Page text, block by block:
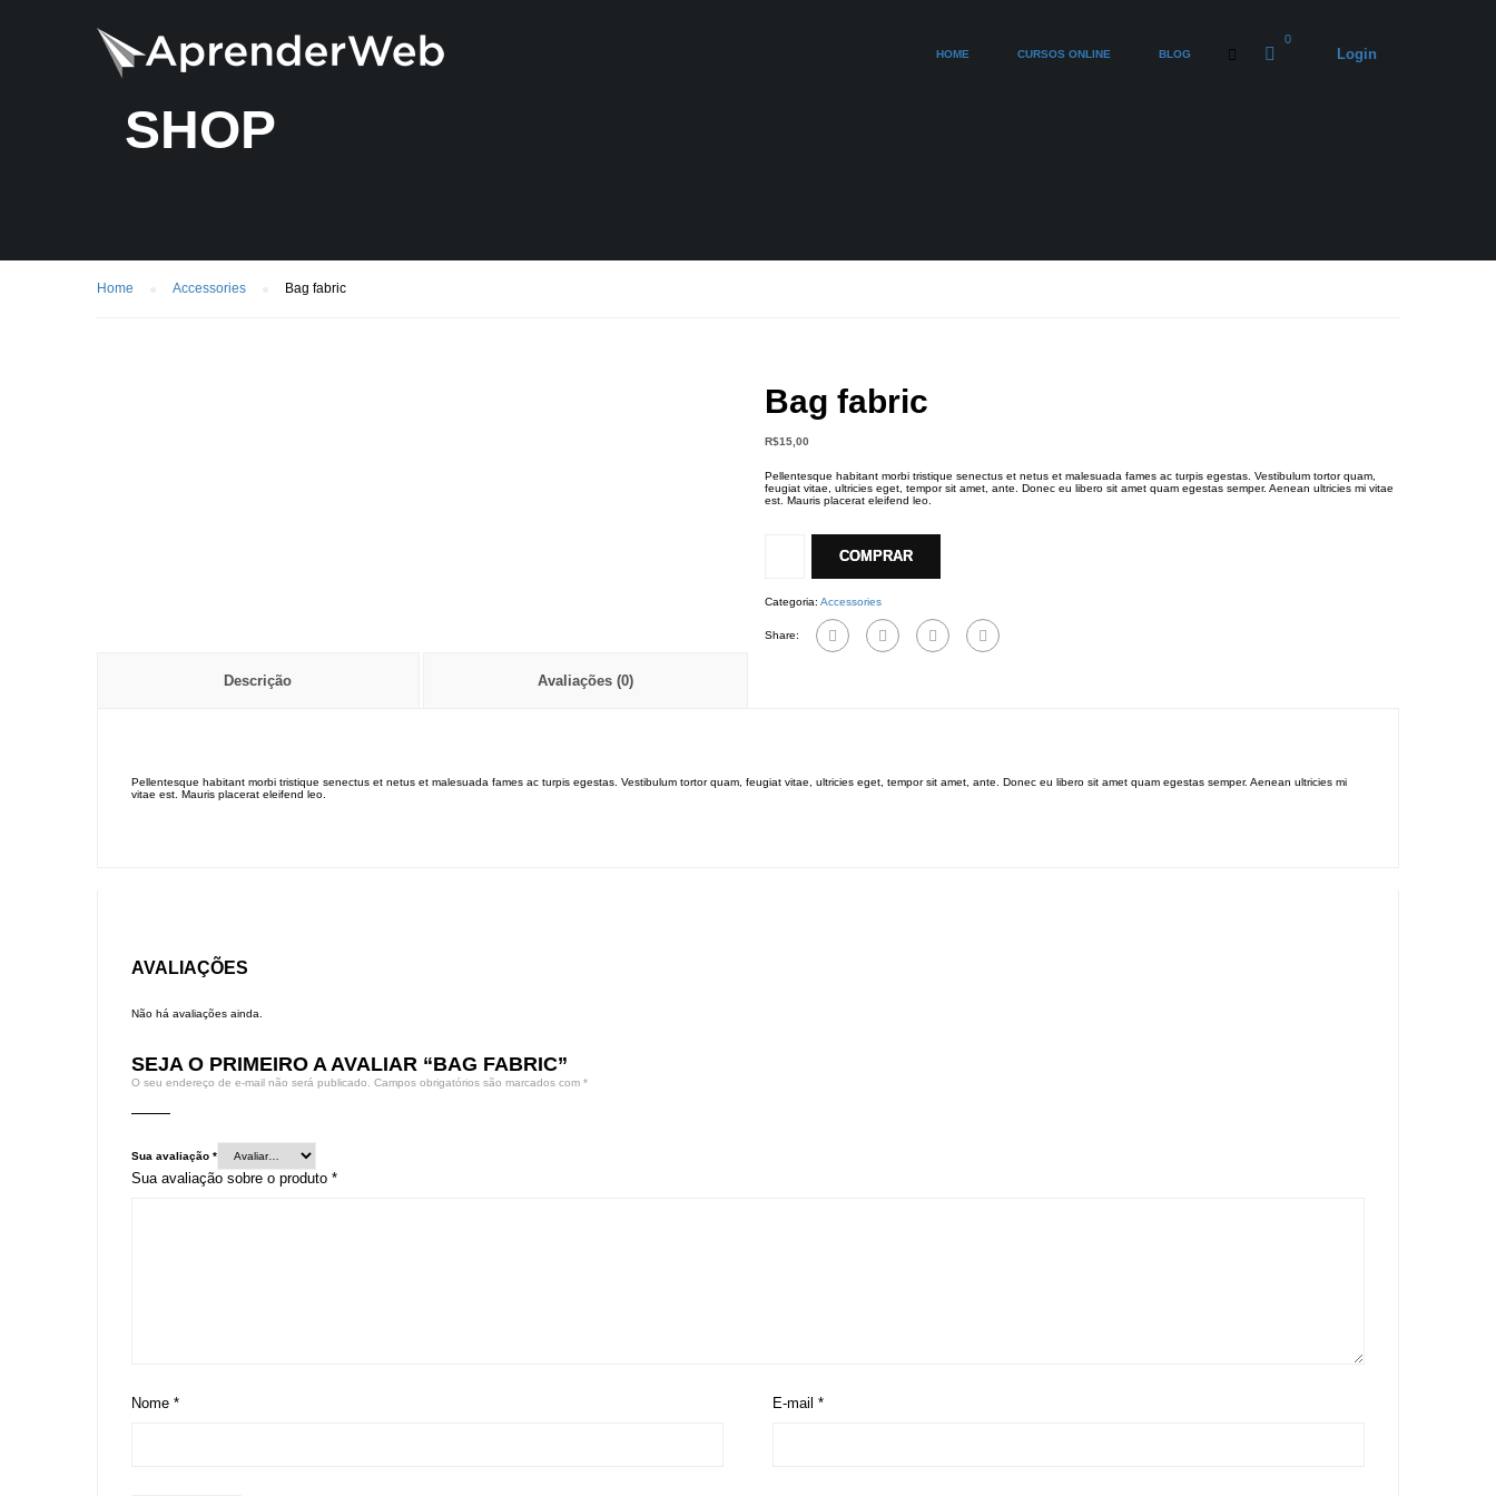
HOME CURSOS ONLINE BLOG
0
Login
SHOP
Home Accessories Bag fabric
Bag fabric
R$15,00
Pellentesque habitant morbi tristique senectus et netus et malesuada fames ac turpis egestas. Vestibulum tortor quam,
feugiat vitae, ultricies eget, tempor sit amet, ante. Donec eu libero sit amet quam egestas semper. Aenean ultricies mi vitae
est. Mauris placerat eleifend leo.
COMPRAR
Categoria: Accessories
Share:
Descrição Avaliações (0)
Pellentesque habitant morbi tristique senectus et netus et malesuada fames ac turpis egestas. Vestibulum tortor quam, feugiat vitae, ultricies eget, tempor sit amet, ante. Donec eu libero sit amet quam egestas semper. Aenean ultricies mi
vitae est. Mauris placerat eleifend leo.
AVALIAÇÕES
Não há avaliações ainda.
SEJA O PRIMEIRO A AVALIAR “BAG FABRIC”
O seu endereço de e-mail não será publicado. Campos obrigatórios são marcados com *
Sua avaliação *
Sua avaliação sobre o produto *
Nome * E-mail*